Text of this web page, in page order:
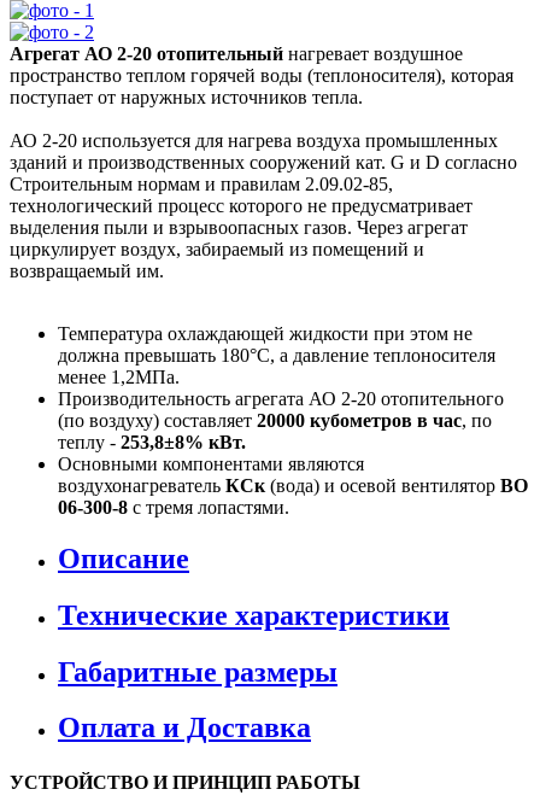
Агрегат АО 2-20 отопительный нагревает воздушное
пространство теплом горячей воды (теплоносителя), которая
поступает от наружных источников тепла.
АО 2-20 используется для нагрева воздуха промышленных
зданий и производственных сооружений кат. G и D согласно
Строительным нормам и правилам 2.09.02-85,
технологический процесс которого не предусматривает
выделения пыли и взрывоопасных газов. Через агрегат
циркулирует воздух, забираемый из помещений и
возвращаемый им.
Температура охлаждающей жидкости при этом не
должна превышать 180°С, а давление теплоносителя
менее 1,2МПа.
Производительность агрегата АО 2-20 отопительного
(по воздуху) составляет 20000 кубометров в час, по
теплу - 253,8±8% кВт.
Основными компонентами являются
воздухонагреватель КСк (вода) и осевой вентилятор ВО
06-300-8 с тремя лопастями.
Описание
Технические характеристики
Габаритные размеры
Оплата и Доставка
УСТРОЙСТВО И ПРИНЦИП РАБОТЫ